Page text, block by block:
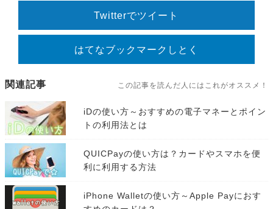
Twitterでツイート
はてなブックマークしとく
関連記事 この記事を読んだ人にはこれがオススメ！
iDの使い方～おすすめの電子マネーとポイン
トの利用法とは
QUICPayの使い方は？カードやスマホを便
利に利用する方法
iPhone Walletの使い方～Apple Payにおす